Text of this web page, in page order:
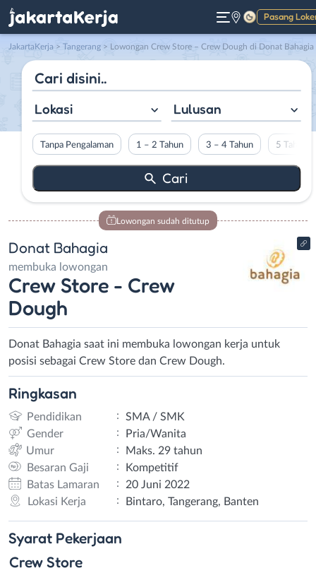
Pasang
Gelap
JakartaKerja > Tangerang > Lowongan Crew Store – Crew Dough di Donat Bahagia
Lokasi Lulusan
Tanpa Pengalaman 1 – 2 Tahun 3 – 4 Tahun 5 Tahun
Lowongan sudah ditutup
Donat Bahagia
membuka lowongan
Crew Store - Crew
Dough
Donat Bahagia saat ini membuka lowongan kerja untuk
posisi sebagai Crew Store dan Crew Dough.
Ringkasan
Pendidikan :
SMA / SMK
Gender
:
Pria/Wanita
Umur
:
Maks. 29 tahun
Besaran Gaji
:
Kompetitif
Batas Lamaran
:
20 Juni 2022
Lokasi Kerja
: Bintaro, Tangerang, Banten
Syarat Pekerjaan
Crew Store